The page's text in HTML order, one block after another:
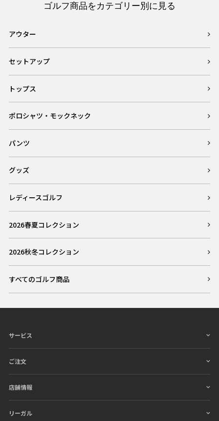
ゴルフ商品をカテゴリー別に見る
アウター
セットアップ
トップス
ポロシャツ・モックネック
パンツ
グッズ
レディースゴルフ
2026春夏コレクション
2026秋冬コレクション
すべてのゴルフ商品
サービス
ご注文
店舗情報
リーガル